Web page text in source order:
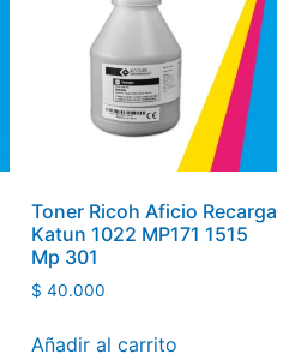
Toner Ricoh Aficio Recarga
Katun 1022 MP171 1515
Mp 301
$ 40.000
Añadir al carrito